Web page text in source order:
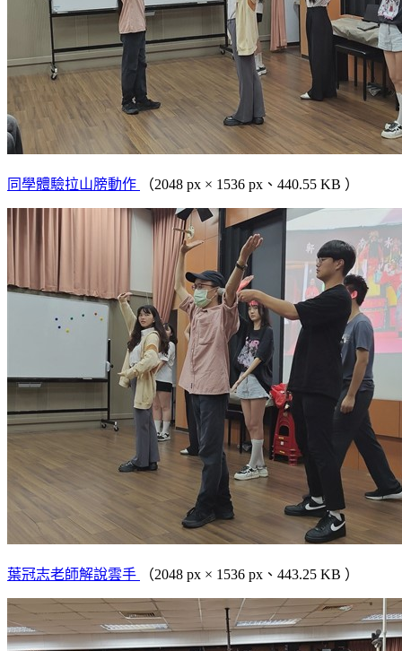
同學體驗拉山膀動作 （2048 px × 1536 px、440.55 KB ）
葉冠志老師解說雲手 （2048 px × 1536 px、443.25 KB ）